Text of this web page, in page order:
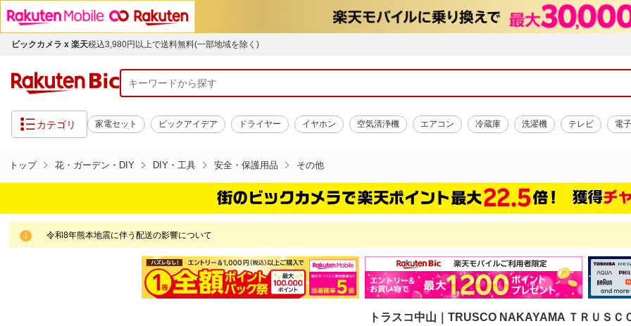
ビックカメラ x 楽天税込3,980円以上で送料無料(一部地域を除く)
カテゴリ 家電セット ビックアイデア ドライヤー イヤホン 空気清浄機 エアコン 冷蔵庫 洗濯機 テレビ 電
トップ 花・ガーデン・DIY DIY・工具 安全・保護用品 その他
令和8年熊本地震に伴う配送の影響について
トラスコ中山｜TRUSCO NAKAYAMA ＴＲＵＳＣ